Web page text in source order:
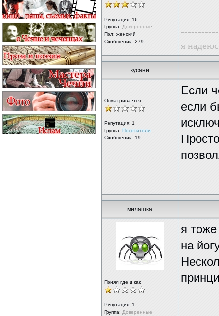
Репутация: 16
Группа: Доверенные
Пол: женский
Сообщений: 279
я
кусани
Осматривается
Репутация: 1
Группа: Посетители
Сообщений: 19
Если
если
милашка
Понял где и как
Репутация: 1
Группа: Доверенные
я
на